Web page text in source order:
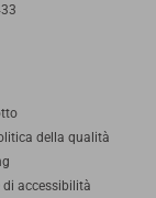
della qualità
di accessibilità